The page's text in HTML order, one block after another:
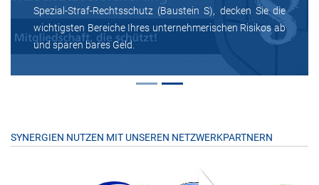
Spezial-Straf-Rechtsschutz (Baustein S), decken Sie die
wichtigsten Bereiche Ihres unternehmerischen Risikos ab
und sparen bares Geld.
SYNERGIEN NUTZEN MIT UNSEREN NETZWERKPARTNERN